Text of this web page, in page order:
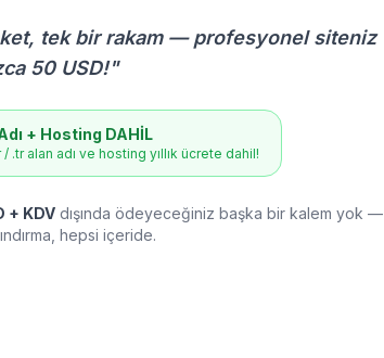
tek bir rakam — profesyonel siteniz
50 USD!"
+ Hosting DAHİL
/ .tr alan adı ve hosting yıllık ücrete dahil!
+ KDV dışında ödeyeceğiniz başka bir kalem yok —
hepsi içeride.